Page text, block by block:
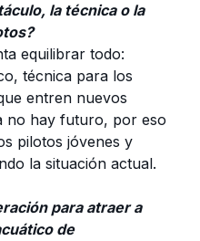
la técnica o la
equilibrar todo:
técnica para los
entren nuevos
no hay futuro, por eso
pilotos jóvenes y
la situación actual.
para atraer a
de